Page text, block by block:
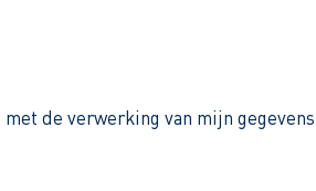
met de verwerking van mijn